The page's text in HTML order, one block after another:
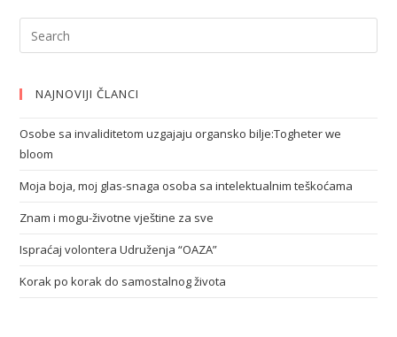
NAJNOVIJI ČLANCI
Osobe sa invaliditetom uzgajaju organsko bilje:Togheter we
bloom
Moja boja, moj glas-snaga osoba sa intelektualnim teškoćama
Znam i mogu-životne vještine za sve
Ispraćaj volontera Udruženja “OAZA”
Korak po korak do samostalnog života